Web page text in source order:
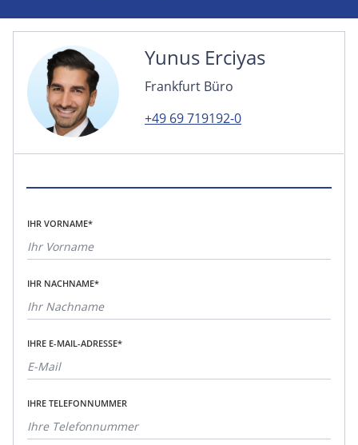
Yunus Erciyas
Frankfurt Büro
+49 69 719192-0
IHR VORNAME*
IHR NACHNAME*
IHRE E-MAIL-ADRESSE*
IHRE TELEFONNUMMER